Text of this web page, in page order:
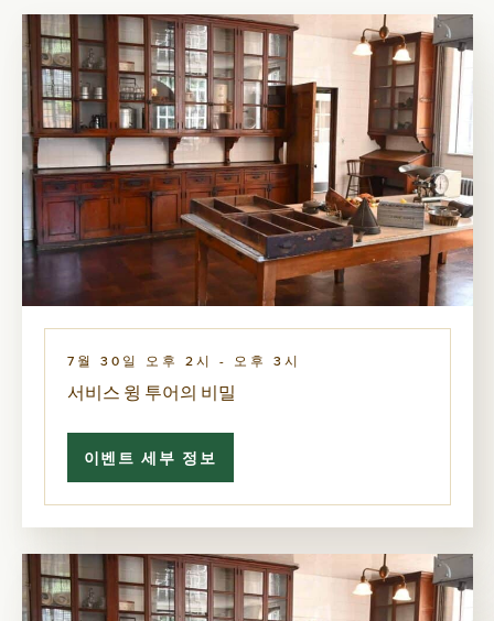
표
검
색
및
보
기
탐
색
기
트
뷰
탐
색
짜
를
선
택
합
니
다.
7월 30일 오후 2시 - 오후 3시
서비스 윙 투어의 비밀
이벤트 세부 정보
스
윙
어
의
비
밀